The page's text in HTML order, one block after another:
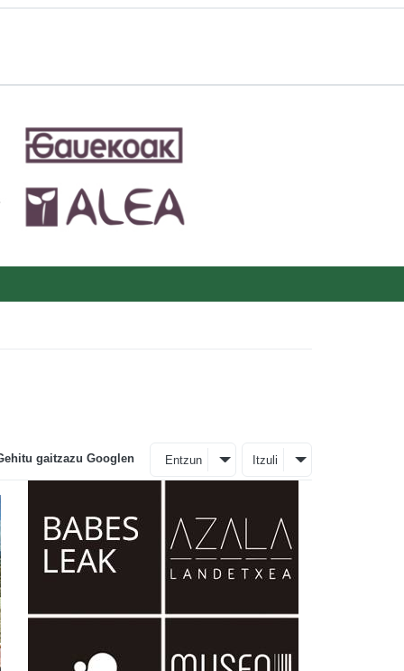
gaitzazu Googlen Entzun Itzuli